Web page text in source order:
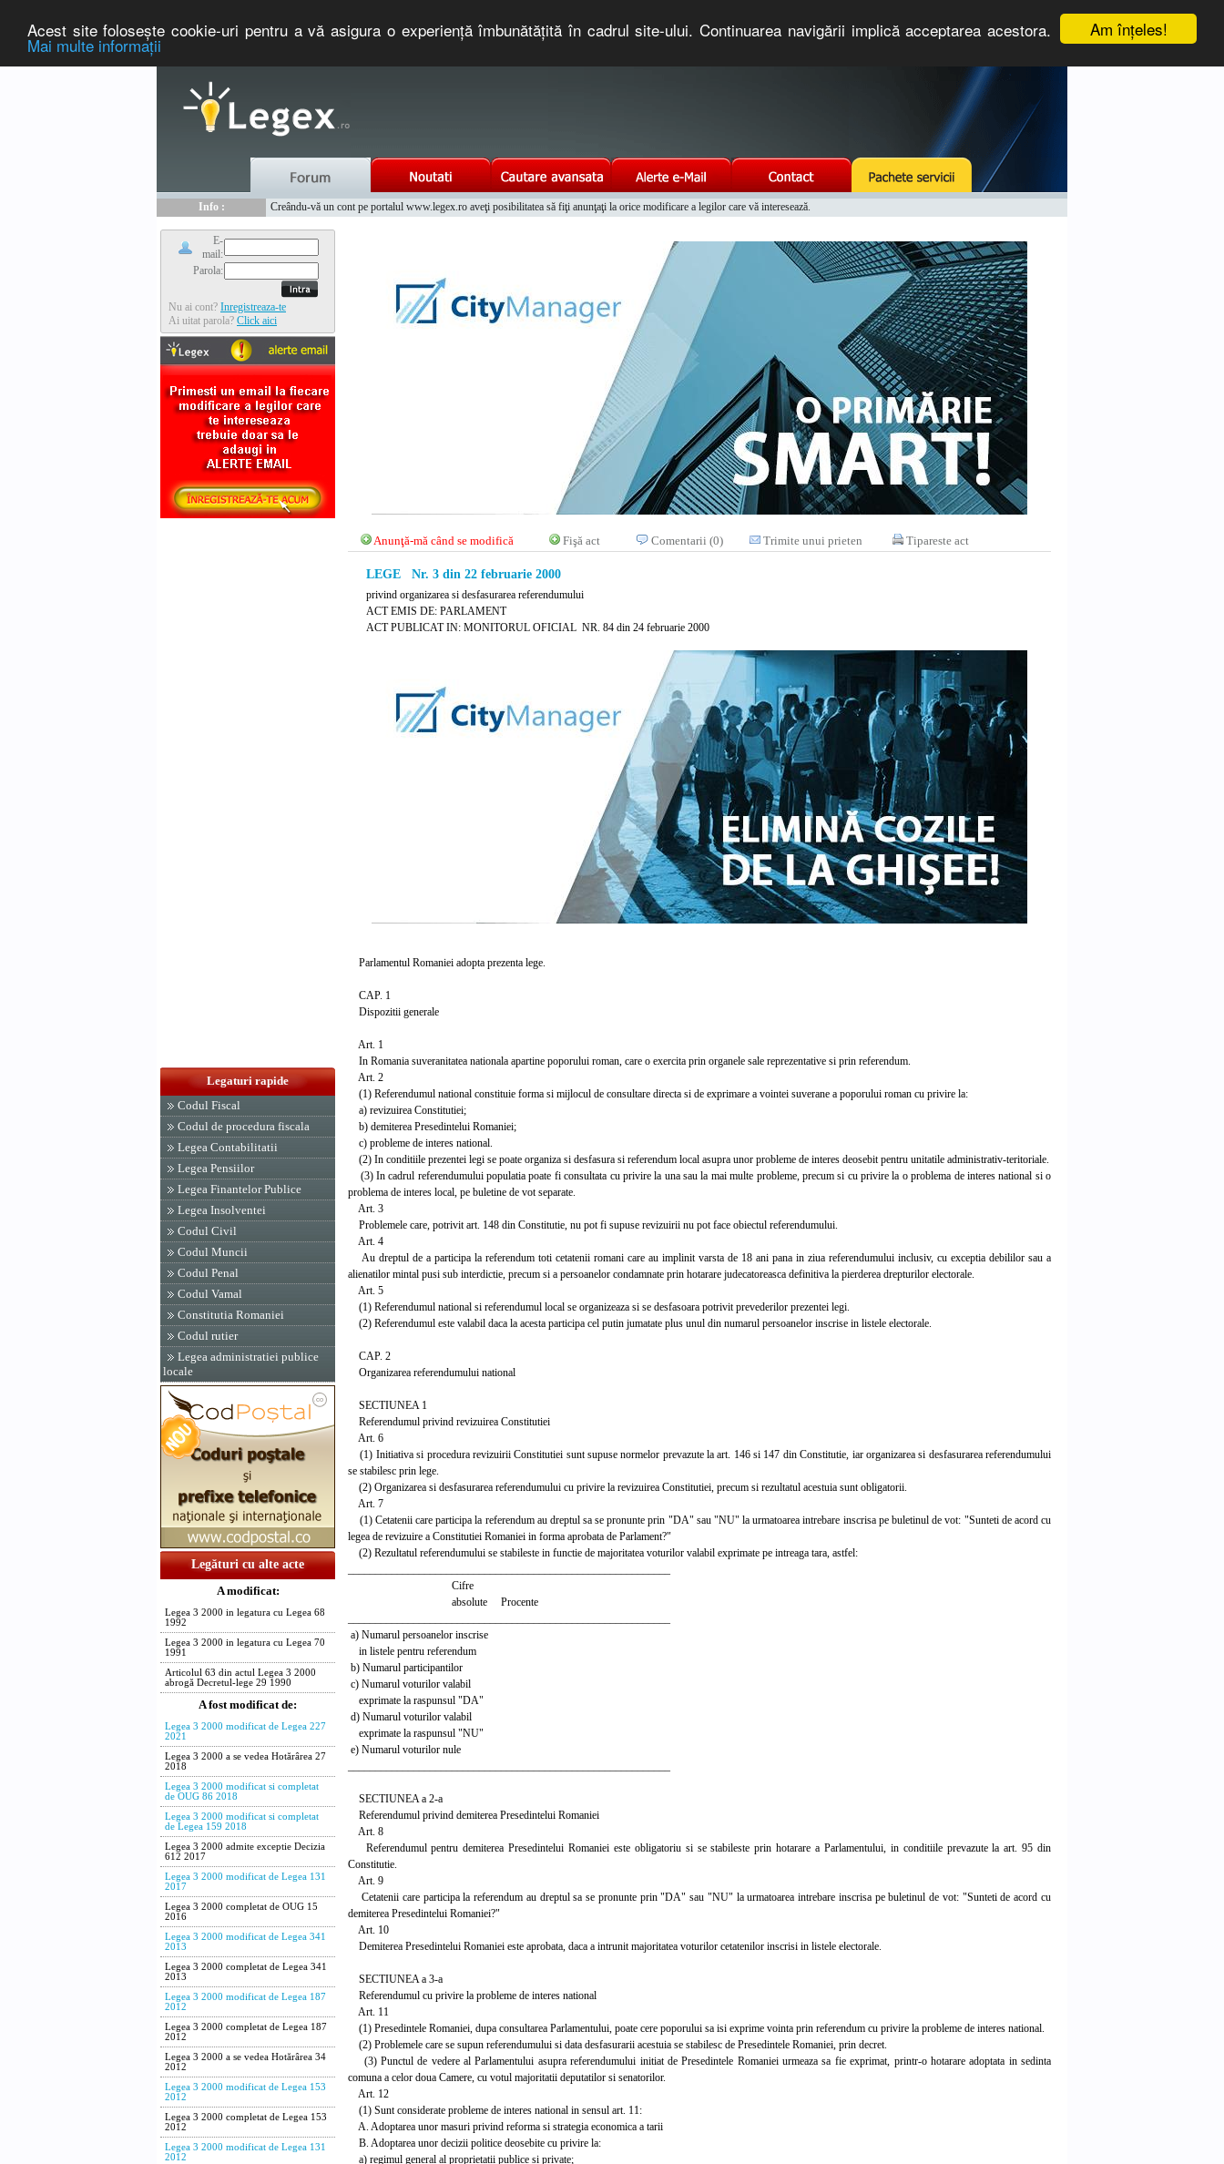
Am înţeles!
Acest site foloseşte cookie-uri pentru a vă asigura o experienţă îmbunătăţită în cadrul site-ului. Continuarea navigării implică acceptarea acestora.
Mai multe informaţii
Info :
Creându-vă un cont pe portalul www.legex.ro aveţi posibilitatea să fiţi anunţaţi la orice modificare a legilor care vă interesează.
E-
mail:
Parola:
Nu ai cont? Inregistreaza-te
Ai uitat parola? Click aici
Legaturi rapide
Codul Fiscal
Codul de procedura fiscala
Legea Contabilitatii
Legea Pensiilor
Legea Finantelor Publice
Legea Insolventei
Codul Civil
Codul Muncii
Codul Penal
Codul Vamal
Constitutia Romaniei
Codul rutier
Legea administratiei publice
locale
Legături cu alte acte
A modificat:
Legea 3 2000 in legatura cu Legea 68
1992
Legea 3 2000 in legatura cu Legea 70
1991
Articolul 63 din actul Legea 3 2000
abrogă Decretul-lege 29 1990
A fost modificat de:
Legea 3 2000 modificat de Legea 227
2021
Legea 3 2000 a se vedea Hotărârea 27
2018
Legea 3 2000 modificat si completat
de OUG 86 2018
Legea 3 2000 modificat si completat
de Legea 159 2018
Legea 3 2000 admite exceptie Decizia
612 2017
Legea 3 2000 modificat de Legea 131
2017
Legea 3 2000 completat de OUG 15
2016
Legea 3 2000 modificat de Legea 341
2013
Legea 3 2000 completat de Legea 341
2013
Legea 3 2000 modificat de Legea 187
2012
Legea 3 2000 completat de Legea 187
2012
Legea 3 2000 a se vedea Hotărârea 34
2012
Legea 3 2000 modificat de Legea 153
2012
Legea 3 2000 completat de Legea 153
2012
Legea 3 2000 modificat de Legea 131
2012
Anunţă-mă când se modifică Fişă act Comentarii (0) Trimite unui prieten Tipareste act
LEGE Nr. 3 din 22 februarie 2000
privind organizarea si desfasurarea referendumului
ACT EMIS DE: PARLAMENT
ACT PUBLICAT IN: MONITORUL OFICIAL NR. 84 din 24 februarie 2000
Parlamentul Romaniei adopta prezenta lege.
CAP. 1
Dispozitii generale
Art. 1
In Romania suveranitatea nationala apartine poporului roman, care o exercita prin organele sale reprezentative si prin referendum.
Art. 2
(1) Referendumul national constituie forma si mijlocul de consultare directa si de exprimare a vointei suverane a poporului roman cu privire la:
a) revizuirea Constitutiei;
b) demiterea Presedintelui Romaniei;
c) probleme de interes national.
(2) In conditiile prezentei legi se poate organiza si desfasura si referendum local asupra unor probleme de interes deosebit pentru unitatile administrativ-teritoriale.
(3) In cadrul referendumului populatia poate fi consultata cu privire la una sau la mai multe probleme, precum si cu privire la o problema de interes national si o
problema de interes local, pe buletine de vot separate.
Art. 3
Problemele care, potrivit art. 148 din Constitutie, nu pot fi supuse revizuirii nu pot face obiectul referendumului.
Art. 4
Au dreptul de a participa la referendum toti cetatenii romani care au implinit varsta de 18 ani pana in ziua referendumului inclusiv, cu exceptia debililor sau a
alienatilor mintal pusi sub interdictie, precum si a persoanelor condamnate prin hotarare judecatoreasca definitiva la pierderea drepturilor electorale.
Art. 5
(1) Referendumul national si referendumul local se organizeaza si se desfasoara potrivit prevederilor prezentei legi.
(2) Referendumul este valabil daca la acesta participa cel putin jumatate plus unul din numarul persoanelor inscrise in listele electorale.
CAP. 2
Organizarea referendumului national
SECTIUNEA 1
Referendumul privind revizuirea Constitutiei
Art. 6
(1) Initiativa si procedura revizuirii Constitutiei sunt supuse normelor prevazute la art. 146 si 147 din Constitutie, iar organizarea si desfasurarea referendumului
se stabilesc prin lege.
(2) Organizarea si desfasurarea referendumului cu privire la revizuirea Constitutiei, precum si rezultatul acestuia sunt obligatorii.
Art. 7
(1) Cetatenii care participa la referendum au dreptul sa se pronunte prin "DA" sau "NU" la urmatoarea intrebare inscrisa pe buletinul de vot: "Sunteti de acord cu
legea de revizuire a Constitutiei Romaniei in forma aprobata de Parlament?"
(2) Rezultatul referendumului se stabileste in functie de majoritatea voturilor valabil exprimate pe intreaga tara, astfel:
Cifre
absolute Procente
a) Numarul persoanelor inscrise
in listele pentru referendum
b) Numarul participantilor
c) Numarul voturilor valabil
exprimate la raspunsul "DA"
d) Numarul voturilor valabil
exprimate la raspunsul "NU"
e) Numarul voturilor nule
SECTIUNEA a 2-a
Referendumul privind demiterea Presedintelui Romaniei
Art. 8
Referendumul pentru demiterea Presedintelui Romaniei este obligatoriu si se stabileste prin hotarare a Parlamentului, in conditiile prevazute la art. 95 din
Constitutie.
Art. 9
Cetatenii care participa la referendum au dreptul sa se pronunte prin "DA" sau "NU" la urmatoarea intrebare inscrisa pe buletinul de vot: "Sunteti de acord cu
demiterea Presedintelui Romaniei?"
Art. 10
Demiterea Presedintelui Romaniei este aprobata, daca a intrunit majoritatea voturilor cetatenilor inscrisi in listele electorale.
SECTIUNEA a 3-a
Referendumul cu privire la probleme de interes national
Art. 11
(1) Presedintele Romaniei, dupa consultarea Parlamentului, poate cere poporului sa isi exprime vointa prin referendum cu privire la probleme de interes national.
(2) Problemele care se supun referendumului si data desfasurarii acestuia se stabilesc de Presedintele Romaniei, prin decret.
(3) Punctul de vedere al Parlamentului asupra referendumului initiat de Presedintele Romaniei urmeaza sa fie exprimat, printr-o hotarare adoptata in sedinta
comuna a celor doua Camere, cu votul majoritatii deputatilor si senatorilor.
Art. 12
(1) Sunt considerate probleme de interes national in sensul art. 11:
A. Adoptarea unor masuri privind reforma si strategia economica a tarii
B. Adoptarea unor decizii politice deosebite cu privire la:
a) regimul general al proprietatii publice si private;